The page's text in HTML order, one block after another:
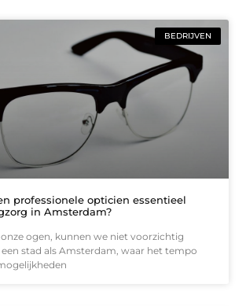
BEDRIJVEN
professionele opticien essentieel
in Amsterdam?
ogen, kunnen we niet voorzichtig
stad als Amsterdam, waar het tempo